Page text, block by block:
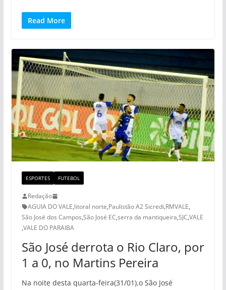
Read More
ESPORTES FUTEBOL
Redação
AGUIA DO VALE,litoral norte,Paulistão A2 Sicredi,RMVALE,
São José dos Campos,São José EC,serra da mantiqueira,SJC,VALE
,VALE DO PARAIBA
São José derrota o Rio Claro, por
1 a 0, no Martins Pereira
Na noite desta quarta-feira(31/01),o São José